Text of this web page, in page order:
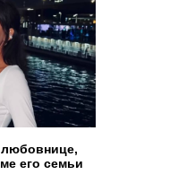
любовнице,
его семьи